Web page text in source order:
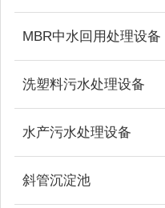
MBR中水回用处理设备
洗塑料污水处理设备
水产污水处理设备
斜管沉淀池